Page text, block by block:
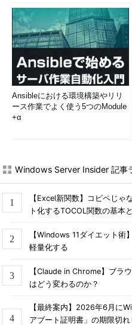
Ansibleにおける環境構築やリリ
ース作業でよく使う5つのModule
+α
Windows Server Insider 記事
【Excel新関数】コピペじ
ト化するTOCOL関数の基本
【Windows 11ダイエット術
軽量化する
【Claude in Chrome】ブラ
はどう変わるのか？
【最終案内】2026年6月に
アブート証明書」の期限切